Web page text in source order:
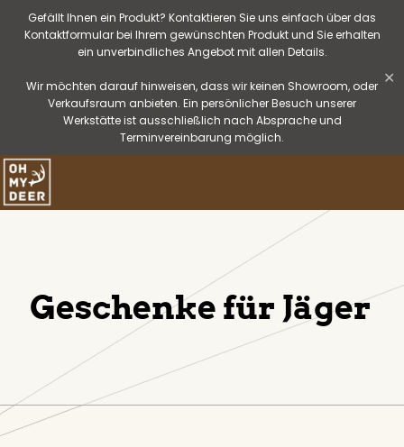
Gefällt Ihnen ein Produkt? Kontaktieren Sie uns einfach über das
Kontaktformular bei Ihrem gewünschten Produkt und Sie erhalten
ein unverbindliches Angebot mit allen Details.
Wir möchten darauf hinweisen, dass wir keinen Showroom, oder
Verkaufsraum anbieten. Ein persönlicher Besuch unserer
Werkstätte ist ausschließlich nach Absprache und
Terminvereinbarung möglich.
✕
Geschenke für Jäger